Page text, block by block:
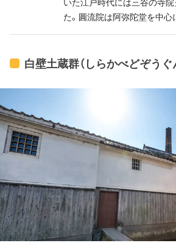
た。圓流院は阿弥陀堂を中心
白壁土蔵群（しらかべどぞうぐ